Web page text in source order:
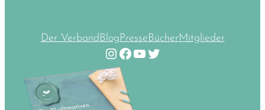
Der VerbandBlogPresseBücherMitglieder
Instagram Facebook YouTube Twitter